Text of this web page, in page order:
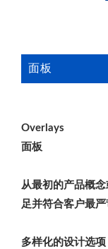
面板
Overlays
面板
从最初的产品概
足并符合客户最严
多样化的设计选项